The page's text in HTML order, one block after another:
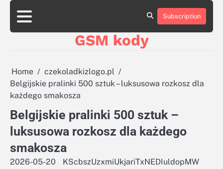
Skip
content
aluminumboatplans.com
dobra-
reklamowe.pl
plywoodboatplans.com
Strony
aluminumboatplans.com
dobra-
Strony
Kontakt
Kontakt
Subscription
GSM kody
Home
czekoladkizlogo.pl
Belgijskie pralinki 500 sztuk – luksusowa rozkosz dla
każdego smakosza
Belgijskie pralinki 500 sztuk –
luksusowa rozkosz dla każdego
smakosza
2026-05-20 KScbszUzxmiUkjariTxNEDIuldopMW